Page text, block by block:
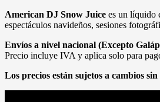
American DJ Snow Juice es un líquido
espectáculos navideños, sesiones
Envíos a nivel nacional (Excepto
Precio incluye IVA y aplica solo para
Los precios están sujetos a cambios